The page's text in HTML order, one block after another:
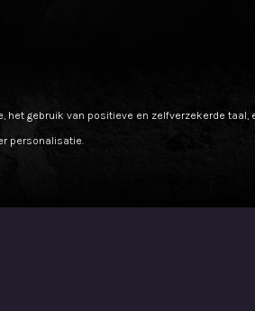
gebruik van positieve en zelfverzekerde
personalisatie.